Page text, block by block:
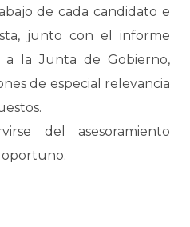
de cada candidato e
junto con el informe
a la Junta de Gobierno,
de especial relevancia
del asesoramiento